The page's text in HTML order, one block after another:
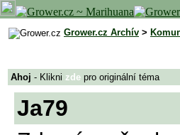
Grower.cz Archív >
Ahoj - Klikni zde pro originální téma
Ja79